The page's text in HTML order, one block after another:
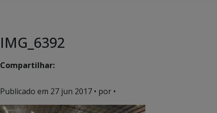
IMG_6392
Compartilhar:
Publicado em 27 jun 2017 • por •